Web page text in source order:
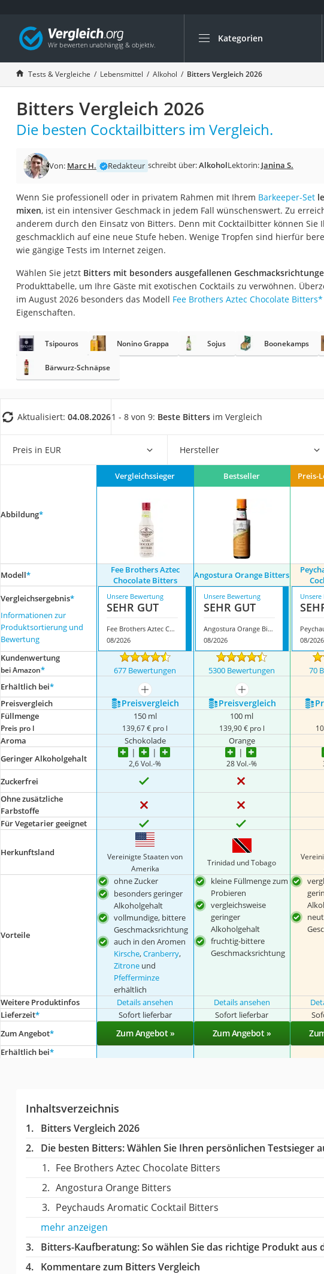
Kategorien
Die beliebtesten Vergleiche
Lebensmittel
Schwarzkümmelöl
Knäckebrot
Schwarzkümmelöl-Kapseln
Manukahonig
Eiklar
Balsamico-Essig
Schwarzkümmelöl bio
Sardinen
Gemüsebrühe
Eiskaffee-Pulver
Grapefruitkernextrakt
Matcha-Set
Trüffelöl
Müsli ohne Zuckerzusatz
Service
Tests & Vergleiche Lebensmittel Alkohol Bitters Vergleich 2026
Bitters Vergleich 2026
Die besten Cocktailbitters im Vergleich.
Von: Marc H. Redakteur schreibt über:AlkoholLektorin: Janina S.
Wenn Sie professionell oder in privatem Rahmen mit Ihrem Barkeeper-Set
mixen, ist ein intensiver Geschmack in jedem Fall wünschenswert. Zu
anderem durch den Einsatz von Bitters. Denn mit Cocktailbitter können Sie
geschmacklich auf eine neue Stufe heben. Wenige Tropfen sind hierfür
wie gängige Tests im Internet zeigen.
Wählen Sie jetzt Bitters mit besonders ausgefallenen
Produkttabelle, um Ihre Gäste mit exotischen Cocktails zu verwöhnen.
im August 2026 besonders das Modell Fee Brothers Aztec Chocolate Bitters*
Eigenschaften.
Tsipouros Nonino Grappa Sojus Boonekamps
Bärwurz-Schnäpse
Aktualisiert: 04.08.20261 - 8 von 9: Beste Bitters im Vergleich
Preis in EUR Hersteller
Abbildung*
Vergleichssieger Bestseller Preis-
Modell*
Fee Brothers Aztec
Chocolate Bitters
Angostura Orange Bitters
Vergleichsergebnis*
Informationen zur
Produktsortierung und
Bewertung
Unsere Bewertung
SEHR GUT
Fee Brothers Aztec Chocolate Bitters
08/2026
Unsere Bewertung
SEHR GUT
Angostura Orange Bitters
08/2026
08/2026
Kundenwertung
bei Amazon* 677 Bewertungen 5300 Bewertungen 70
Erhältlich bei*
mehr anzeigen mehr anzeigen
Preis­vergleich
Preis­vergleich Preis­vergleich
Füllmenge
Preis pro l
150 ml
139,67 € pro l
100 ml
139,90 € pro l
Aroma Schokolade Orange
Geringer Alkoholgehalt
2,6 Vol.-% 28 Vol.-%
Zuckerfrei
Ohne zusätzliche
Farbstoffe
Für Vegetarier geeignet
Herkunftsland
Vereinigte Staaten von
Amerika
Trinidad und Tobago
Vorteile
ohne Zucker
besonders geringer
Alkoholgehalt
vollmundige, bittere
Geschmacksrichtung
auch in den Aromen
Kirsche,Cranberry,
Zitrone und
Pfefferminze
erhältlich
kleine Füllmenge zum
Probieren
vergleichsweise
geringer
Alkoholgehalt
fruchtig-bittere
Geschmacksrichtung
Weitere Produktinfos Details ansehen Details ansehen
Lieferzeit* Sofort lieferbar Sofort lieferbar
Zum Angebot* Zum Angebot » Zum Angebot »
Erhältlich bei*
Inhaltsverzeichnis
Bitters Vergleich 2026
Die besten Bitters:Wählen Sie Ihren persönlichen Testsieger
Fee Brothers Aztec Chocolate Bitters
Angostura Orange Bitters
Peychauds Aromatic Cocktail Bitters
mehr anzeigen
Bitters-Kaufberatung: So wählen Sie das richtige Produkt
Kommentare zum Bitters Vergleich